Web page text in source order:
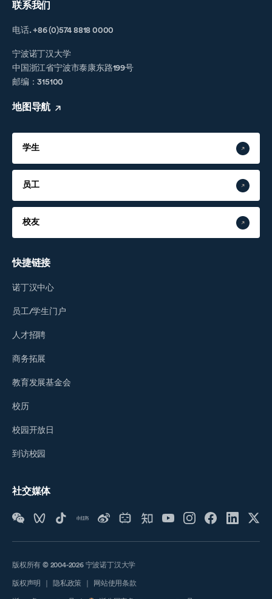
联系我们
电话. +86 (0)574 8818 0000
宁波诺丁汉大学
中国浙江省宁波市泰康东路199号
邮编：315100
地图导航
学生
员工
校友
快捷链接
诺丁汉中心
员工/学生门户
人才招聘
商务拓展
教育发展基金会
校历
校园开放日
到访校园
社交媒体
版权所有 © 2004-2026 宁波诺丁汉大学
版权声明 隐私政策 网站使用条款